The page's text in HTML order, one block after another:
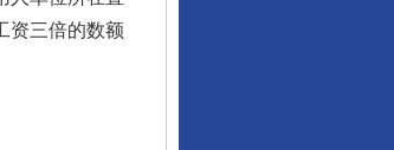
资三倍的数额